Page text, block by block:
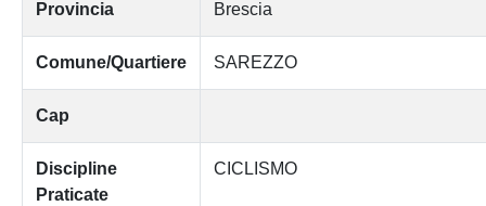
Provincia Brescia
Comune/Quartiere SAREZZO
Cap
Discipline
Praticate
CICLISMO